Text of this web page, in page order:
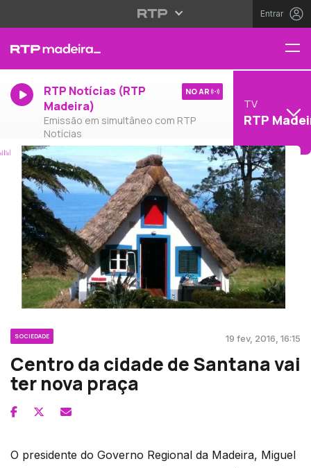
Entrar
RTP Notícias (RTP
Madeira)
Emissão em simultâneo com RTP
Notícias
NO AR
TV
RTP
SOCIEDADE 19 fev, 2016, 16:15
Centro da cidade de Santana vai
ter nova praça
O presidente do Governo Regional da Madeira, Miguel